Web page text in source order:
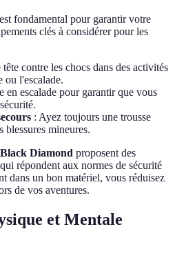
fondamental pour garantir votre
clés à considérer pour les
contre les chocs dans des activités
ou l'escalade.
en escalade pour garantir que vous
: Ayez toujours une trousse
blessures mineures.
Black Diamond proposent des
répondent aux normes de sécurité
dans un bon matériel, vous réduisez
de vos aventures.
et Mentale